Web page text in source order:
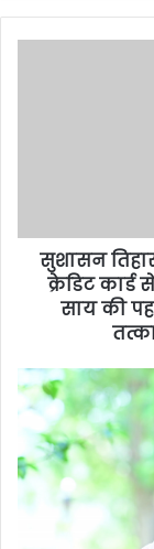
सुशासन
क्रेडिट
साय की